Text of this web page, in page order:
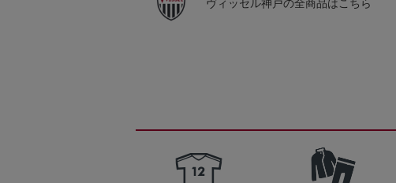
ヴィッセル神戸の全商品はこちら